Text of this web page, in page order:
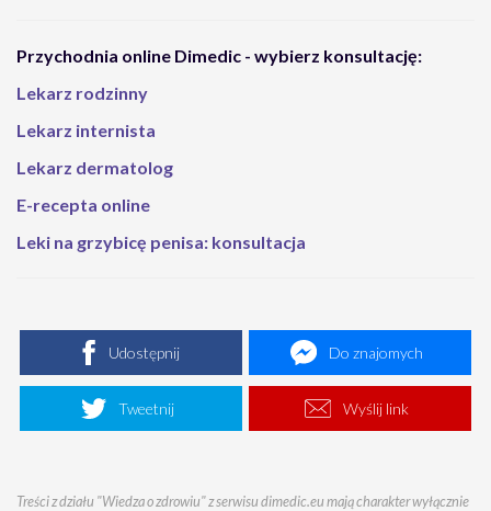
Przychodnia online Dimedic - wybierz konsultację:
Lekarz rodzinny
Lekarz internista
Lekarz dermatolog
E-recepta online
Leki na grzybicę penisa: konsultacja
Udostępnij Do znajomych
Tweetnij Wyślij link
Treści z działu "Wiedza o zdrowiu" z serwisu dimedic.eu mają charakter wyłącznie